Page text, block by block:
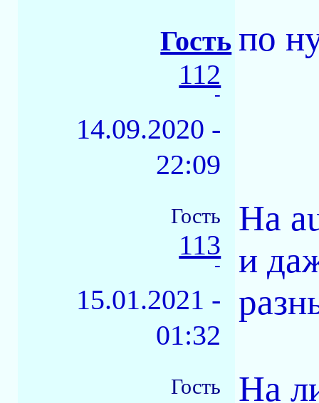
Гость
112
-
14.09.2020 -
22:09
по
Гость
113
-
15.01.2021 -
01:32
На
и
Гость
На